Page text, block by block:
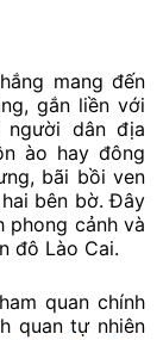
mang đến
gắn liền với
dân địa
ào hay đông
bãi bồi ven
bên bờ. Đây
phong cảnh và
đô Lào Cai.
quan chính
quan tự nhiên